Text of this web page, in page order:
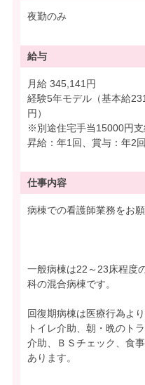
夜勤のみ
給与
月給 345,141円
経験5年モデル（基本給
円）
※別途住宅手当15000円支
昇給：年1回、賞与：年2
仕事内容
病棟での看護師業務をお願
一般病棟は22～23床程度
科の混合病棟です。
回復期病棟は医療行為よ
トイレ介助、朝・晩のト
介助、ＢＳチェック、食
あります。